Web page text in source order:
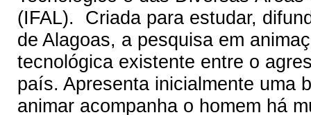
(IFAL). Criada para estudar,
de Alagoas, a pesquisa em
tecnológica existente entre o
país. Apresenta inicialmente uma
animar acompanha o homem há